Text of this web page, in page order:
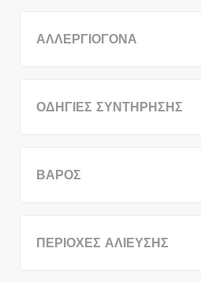
ΑΛΛΕΡΓΙΟΓΟΝΑ
ΟΔΗΓΙΕΣ ΣΥΝΤΗΡΗΣΗΣ
ΒΑΡΟΣ
ΠΕΡΙΟΧΕΣ ΑΛΙΕΥΣΗΣ